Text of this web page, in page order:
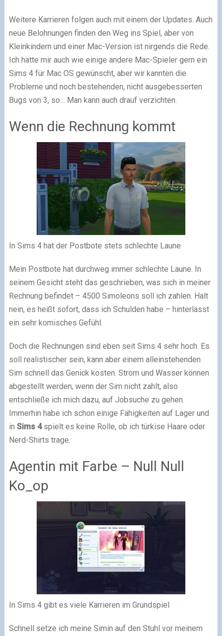
Weitere Karrieren folgen auch mit einem der Updates. Auch
neue Belohnungen finden den Weg ins Spiel, aber von
Kleinkindern und einer Mac-Version ist nirgends die Rede.
Ich hätte mir auch wie einige andere Mac-Spieler gern ein
Sims 4 für Mac OS gewünscht, aber wir kannten die
Probleme und noch bestehenden, nicht ausgebesserten
Bugs von 3, so… Man kann auch drauf verzichten.
Wenn die Rechnung kommt
In Sims 4 hat der Postbote stets schlechte Laune
Mein Postbote hat durchweg immer schlechte Laune. In
seinem Gesicht steht das geschrieben, was sich in meiner
Rechnung befindet – 4500 Simoleons soll ich zahlen. Halt
nein, es heißt sofort, dass ich Schulden habe – hinterlässt
ein sehr komisches Gefühl.
Doch die Rechnungen sind eben seit Sims 4 sehr hoch. Es
soll realistischer sein, kann aber einem alleinstehenden
Sim schnell das Genick kosten. Strom und Wasser können
abgestellt werden, wenn der Sim nicht zahlt, also
entschließe ich mich dazu, auf Jobsuche zu gehen.
Immerhin habe ich schon einige Fähigkeiten auf Lager und
in Sims 4spielt es keine Rolle, ob ich türkise Haare oder
Nerd-Shirts trage.
Agentin mit Farbe – Null Null
Ko_op
In Sims 4 gibt es viele Karrieren im Grundspiel
Schnell setze ich meine Simin auf den Stuhl vor meinem